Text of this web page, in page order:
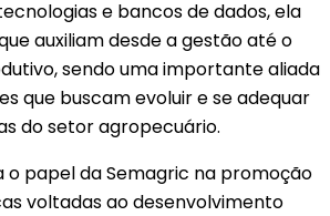
e bancos de dados, ela
auxiliam desde a gestão até o
sendo uma importante aliada
que buscam evoluir e se adequar
do setor agropecuário.
o papel da Semagric na promoção
voltadas ao desenvolvimento